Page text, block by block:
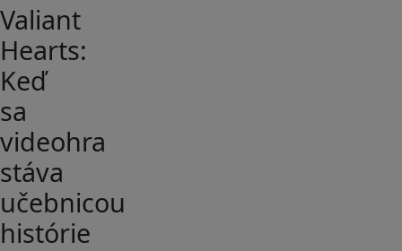
Valiant
Hearts:
Keď
sa
videohra
stáva
učebnicou
histórie